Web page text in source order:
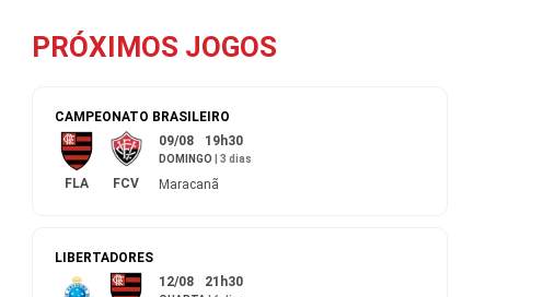
PRÓXIMOS JOGOS
CAMPEONATO BRASILEIRO
FLA FCV
09/08 19h30
DOMINGO 3 dias
Maracanã
LIBERTADORES
12/08 21h30